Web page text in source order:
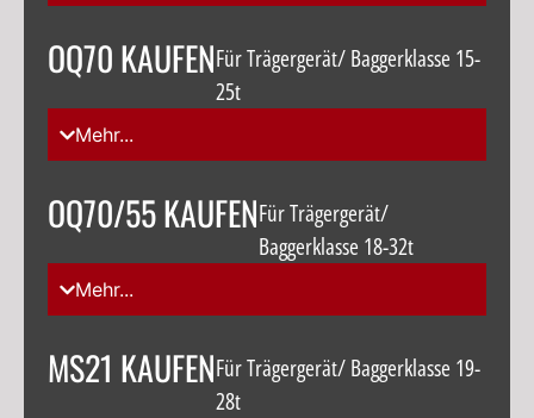
OQ70 KAUFENFür Trägergerät/ Baggerklasse 15-
25t
Mehr...
OQ70/55 KAUFENFür Trägergerät/
Baggerklasse 18-32t
Mehr...
MS21 KAUFENFür Trägergerät/ Baggerklasse 19-
28t